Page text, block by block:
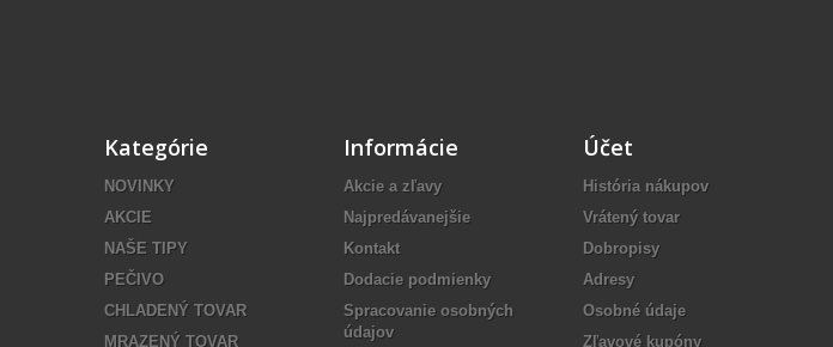
Kategórie
NOVINKY
AKCIE
NAŠE TIPY
PEČIVO
CHLADENÝ TOVAR
MRAZENÝ TOVAR
Informácie
Akcie a zľavy
Najpredávanejšie
Kontakt
Dodacie podmienky
Spracovanie osobných
údajov
Účet
História nákupov
Vrátený tovar
Dobropisy
Adresy
Osobné údaje
Zľavové kupóny